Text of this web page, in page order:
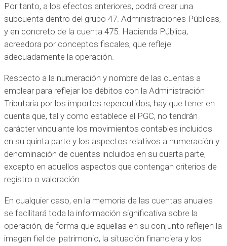
Por tanto, a los efectos anteriores, podrá crear una
subcuenta dentro del grupo 47. Administraciones Públicas,
y en concreto de la cuenta 475. Hacienda Pública,
acreedora por conceptos fiscales, que refleje
adecuadamente la operación.
Respecto a la numeración y nombre de las cuentas a
emplear para reflejar los débitos con la Administración
Tributaria por los importes repercutidos, hay que tener en
cuenta que, tal y como establece el PGC, no tendrán
carácter vinculante los movimientos contables incluidos
en su quinta parte y los aspectos relativos a numeración y
denominación de cuentas incluidos en su cuarta parte,
excepto en aquellos aspectos que contengan criterios de
registro o valoración.
En cualquier caso, en la memoria de las cuentas anuales
se facilitará toda la información significativa sobre la
operación, de forma que aquellas en su conjunto reflejen la
imagen fiel del patrimonio, la situación financiera y los